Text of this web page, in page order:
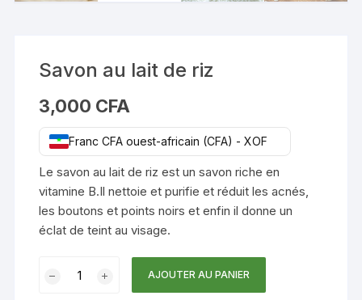
Savon au lait de riz
3,000 CFA
Franc CFA ouest-africain (CFA) - XOF
Le savon au lait de riz est un savon riche en
vitamine B.Il nettoie et purifie et réduit les acnés,
les boutons et points noirs et enfin il donne un
éclat de teint au visage.
AJOUTER AU PANIER